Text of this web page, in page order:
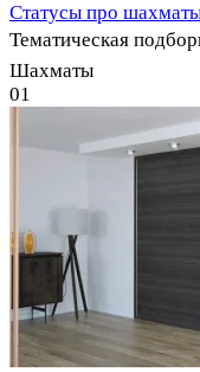
Статусы про
Тематическая
Шахматы
01